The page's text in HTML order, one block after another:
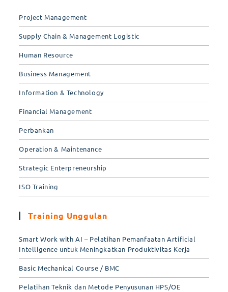
Project Management
Supply Chain & Management Logistic
Human Resource
Business Management
Information & Technology
Financial Management
Perbankan
Operation & Maintenance
Strategic Enterpreneurship
ISO Training
Training Unggulan
Smart Work with AI – Pelatihan Pemanfaatan Artificial
Intelligence untuk Meningkatkan Produktivitas Kerja
Basic Mechanical Course / BMC
Pelatihan Teknik dan Metode Penyusunan HPS/OE